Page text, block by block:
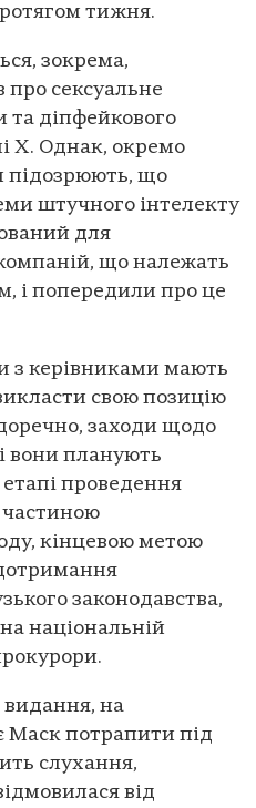
тижня.
зокрема,
сексуальне
та діпфейкового
Х. Однак, окремо
підозрюють, що
штучного інтелекту
для
що належать
і попередили про це
з керівниками мають
свою позицію
заходи щодо
вони планують
проведення
частиною
кінцевою метою
законодавства,
національній
видання, на
Маск потрапити під
слухання,
від